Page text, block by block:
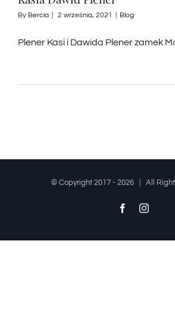
By Bercia 2 września, 2021 Blog
Plener Kasi i Dawida Plener zamek
© Copyright 2017 - 2026 | All
Facebook